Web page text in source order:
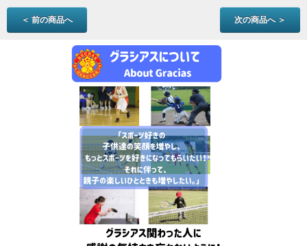
＜ 前の商品へ 次の商品へ ＞